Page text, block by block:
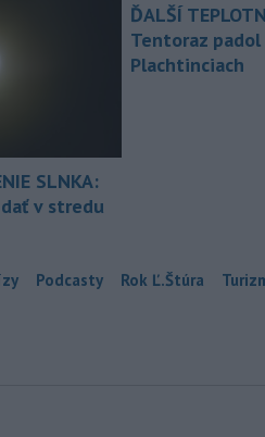
SLNKA:
v stredu
ĎALŠÍ
Tentoraz
Plachtinciach
Podcasty Rok Ľ.Štúra